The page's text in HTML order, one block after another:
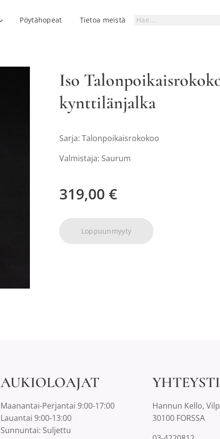
Pöytähopeat Tietoa meistä
Iso
kynttilänjalka
Sarja: Talonpoikaisrokokoo
Valmistaja: Saurum
319,00 €
Loppuunmyyty
AUKIOLOAJAT
Maanantai-Perjantai 9:00-17:00
Lauantai 9:00-13:00
Sunnuntai: Suljettu
Hannun Kello,
30100 FORSSA